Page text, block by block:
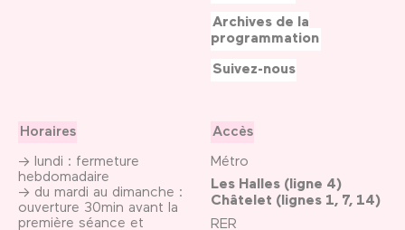
Horaires
→ lundi : fermeture
hebdomadaire
→ du mardi au dimanche :
ouverture 30min avant la
première séance et
Accès
Métro
Les Halles (ligne 4)
Châtelet (lignes 1, 7, 14)
RER
Archives de la
programmation
Suivez-nous